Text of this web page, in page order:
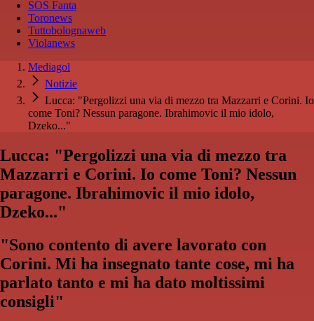
SOS Fanta
Toronews
Tuttobolognaweb
Violanews
Mediagol
Notizie
Lucca: "Pergolizzi una via di mezzo tra Mazzarri e Corini. Io
come Toni? Nessun paragone. Ibrahimovic il mio idolo,
Dzeko..."
Lucca: "Pergolizzi una via di mezzo tra
Mazzarri e Corini. Io come Toni? Nessun
paragone. Ibrahimovic il mio idolo,
Dzeko..."
"Sono contento di avere lavorato con
Corini. Mi ha insegnato tante cose, mi ha
parlato tanto e mi ha dato moltissimi
consigli"